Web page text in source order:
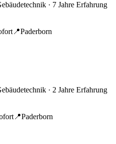
· 7 Jahre Erfahrung
📍Paderborn
· 2 Jahre Erfahrung
📍Paderborn